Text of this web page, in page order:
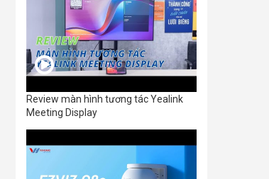
Review màn hình tương tác Yealink
Meeting Display